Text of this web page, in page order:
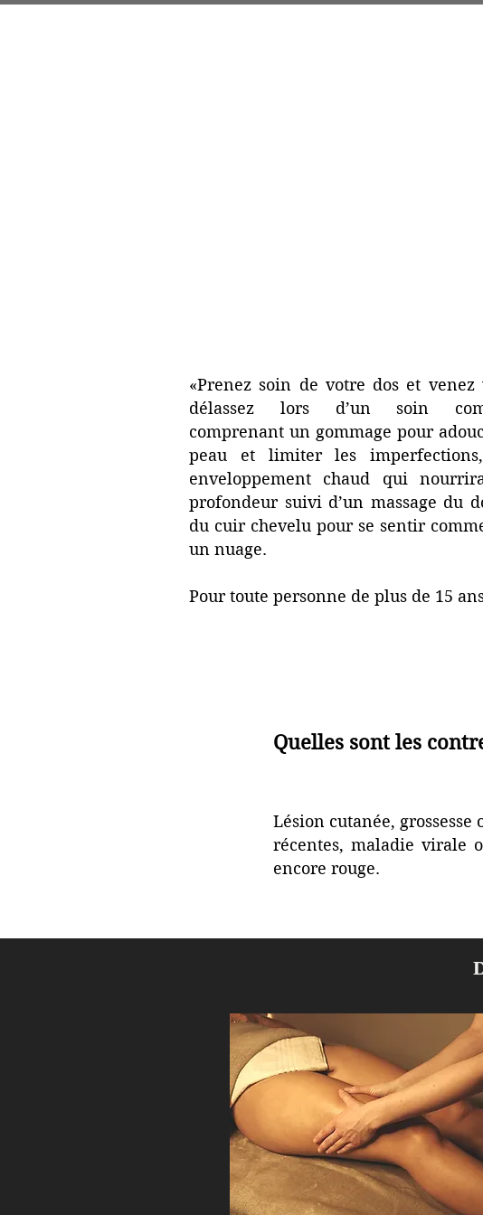
«Prenez soin de votre dos et venez
délassez lors d’un soin
comprenant un gommage pour
peau et limiter les
enveloppement chaud qui
profondeur suivi d’un massage du
du cuir chevelu pour se sentir
un nuage.
Pour toute personne de plus de 15
Quelles sont les
Lésion cutanée,
récentes, maladie virale
encore rouge.